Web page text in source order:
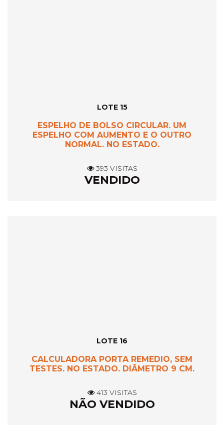
LOTE 15
ESPELHO DE BOLSO CIRCULAR. UM
ESPELHO COM AUMENTO E O OUTRO
NORMAL. NO ESTADO.
393 VISITAS
VENDIDO
LOTE 16
CALCULADORA PORTA REMEDIO, SEM
TESTES. NO ESTADO. DIÂMETRO 9 CM.
413 VISITAS
NÃO VENDIDO